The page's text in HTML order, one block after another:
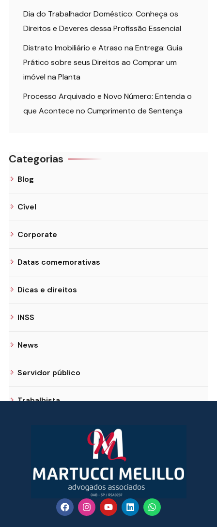
Dia do Trabalhador Doméstico: Conheça os
Direitos e Deveres dessa Profissão Essencial
Distrato Imobiliário e Atraso na Entrega: Guia
Prático sobre seus Direitos ao Comprar um
imóvel na Planta
Processo Arquivado e Novo Número: Entenda o
que Acontece no Cumprimento de Sentença
Categorias
Blog
Cível
Corporate
Datas comemorativas
Dicas e direitos
INSS
News
Servidor público
Trabalhista